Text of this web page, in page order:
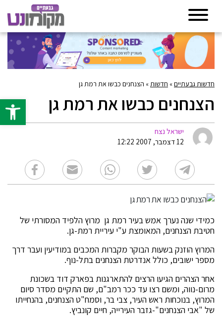
פתח
חדשות גבעתיים» חדשות » הצנחנים כבשו את רמת גן
הצנחנים כבשו את רמת גן
ישראל נצח
12 דצמבר, 2007 12:22
כמידי שנה נערך אמש בעיר רמת גן מרוץ הלפיד המסורתי של
חטיבת הצנחנים, המאומצת ע"י עיריית רמת-גן.
המרוץ הוזנק בשעות הבוקר מקברות המכבים במודיעין ועבר דרך
מספר ישובים, כולל אנדרטת הצנחנים בתל-נוף.
אחר הצהרים הגיעו הרצים להתארגנות בפארק דוד בשכונת
מרום-נווה, ומשם רצו עד ככר רמב"ם, שם התקיים מסדר סיום
המרוץ, בנוכחות ראש העיר, צבי בר, וסמח"ט הצנחנים, בהנחייתו
של "אבי הצנחנים"-גזבר העירייה, חיים קונביץ.